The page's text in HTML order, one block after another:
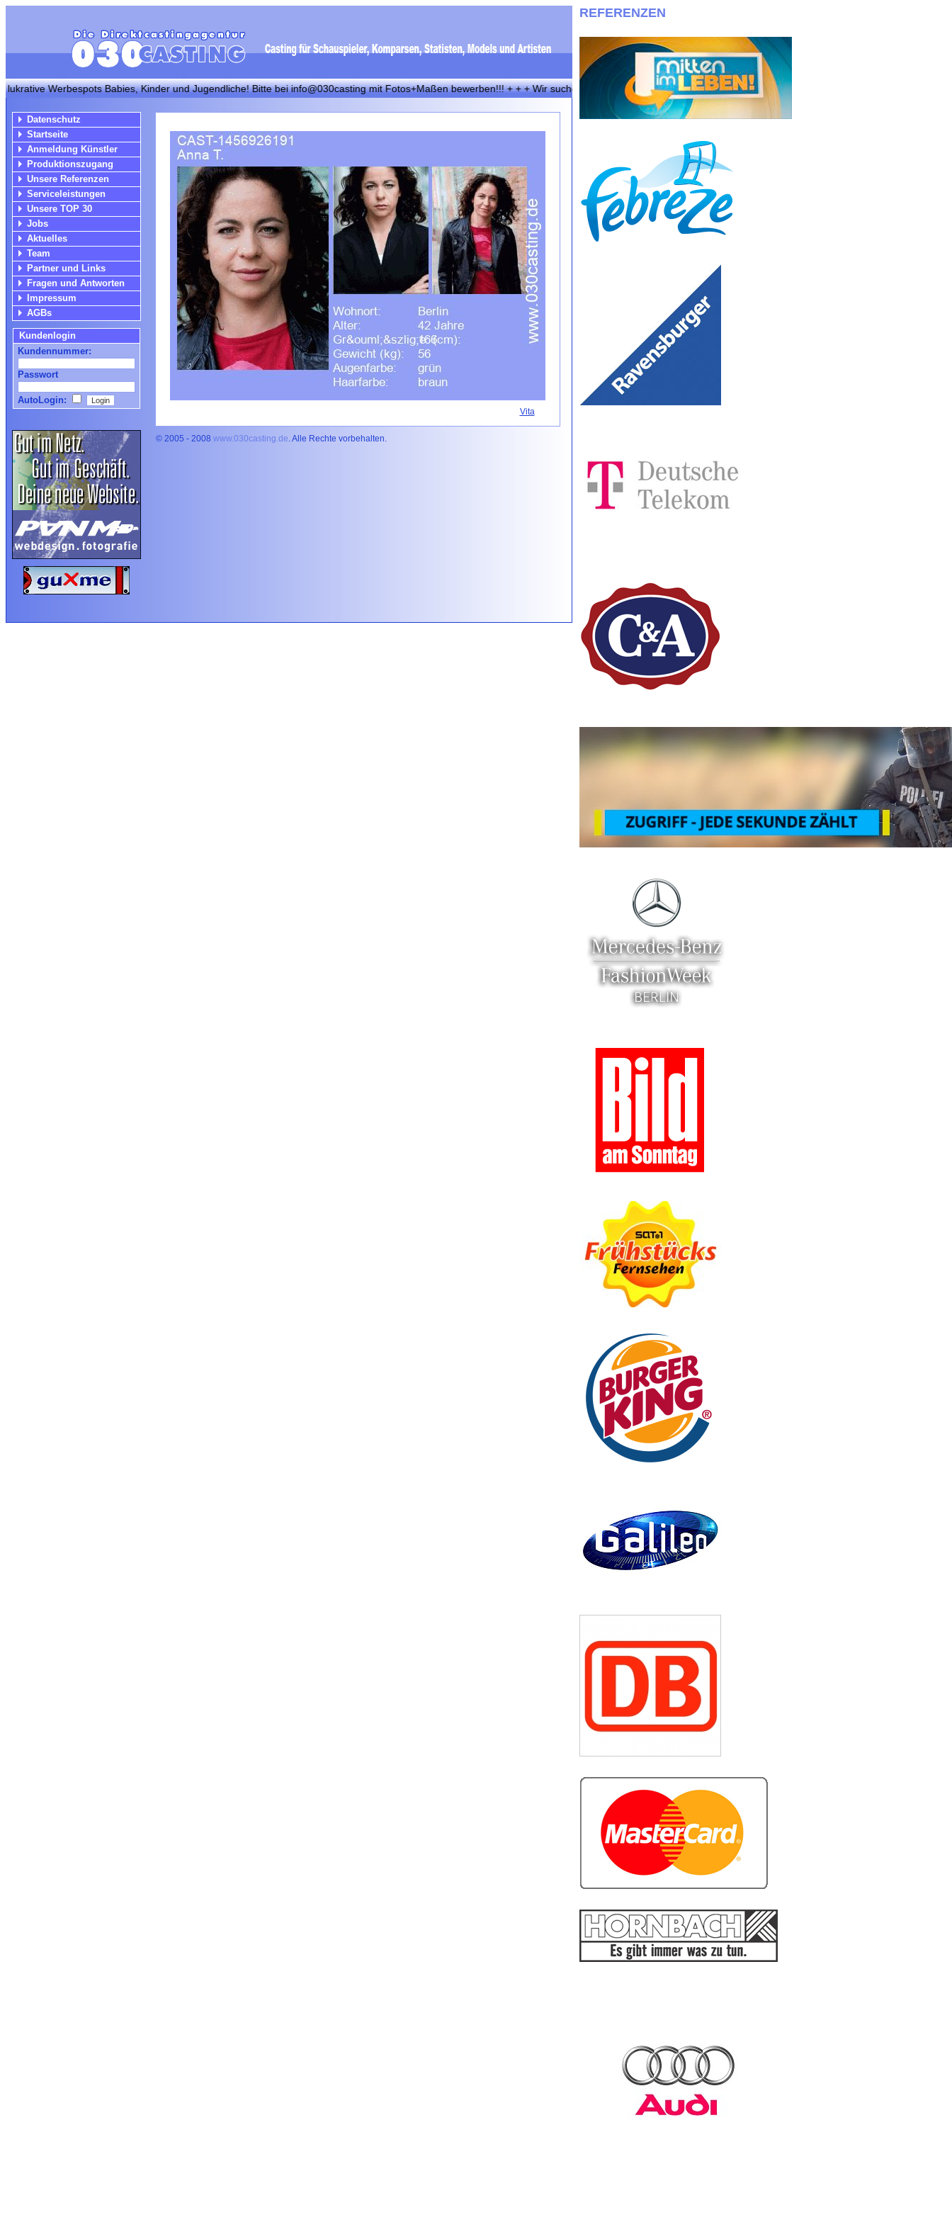
Werbespots Babies, Kinder und Jugendliche! Bitte bei info@030casting mit Fotos+Maßen bewerben!!! + + + Wir suchen immer eineige Zwillinge! Bewerbungen bitte an info@030casting.de + + +
Datenschutz
Startseite
Anmeldung Künstler
Produktionszugang
Unsere Referenzen
Serviceleistungen
Unsere TOP 30
Jobs
Aktuelles
Team
Partner und Links
Fragen und Antworten
Impressum
AGBs
Kundenlogin
Kundennummer:
Passwort
AutoLogin:
Vita
© 2005 - 2008 www.030casting.de. Alle Rechte vorbehalten.
REFERENZEN